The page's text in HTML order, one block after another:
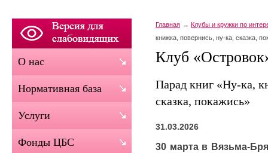
Главная
Клубы и кружки по
книжка, повернись, ну-ка, сказка,
Клуб
Парад книг «Ну-ка,
сказка, покажись»
31.03.2026
30 марта в Вязьма-
О нас
Нормативная база
Услуги
Фонды ЦБС